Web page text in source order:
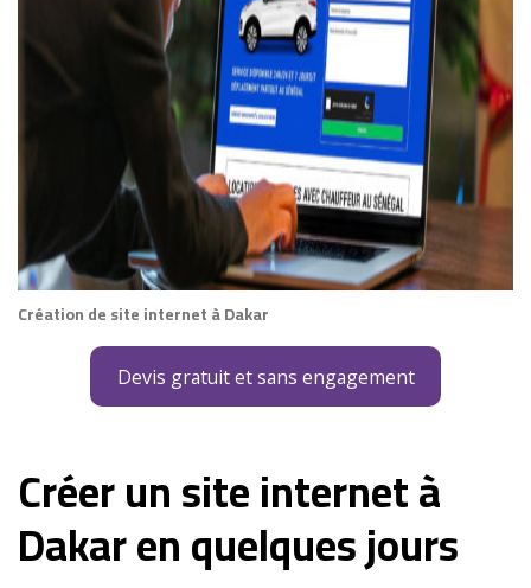
Création de site internet à Dakar
Devis gratuit et sans engagement
Créer un site internet à
Dakar en quelques jours